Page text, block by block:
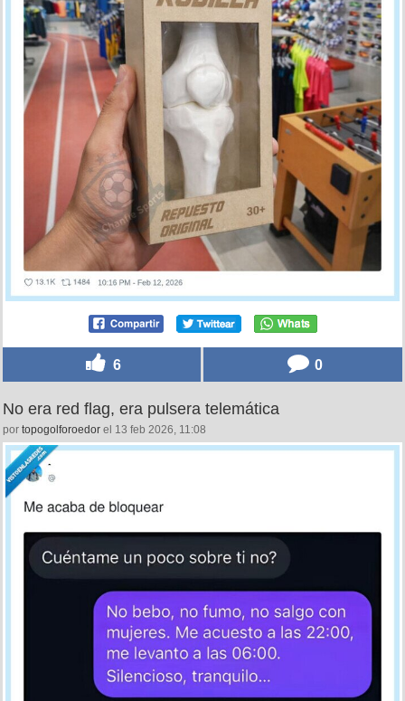
6 0
No era red flag, era pulsera telemática
por topogolforoedor el 13 feb 2026, 11:08